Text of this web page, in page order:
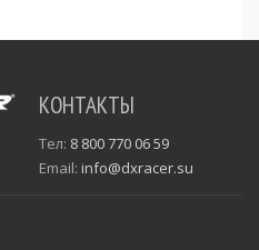
КОНТАКТЫ
Тел: 8 800 770 06 59
Email: info@dxracer.su